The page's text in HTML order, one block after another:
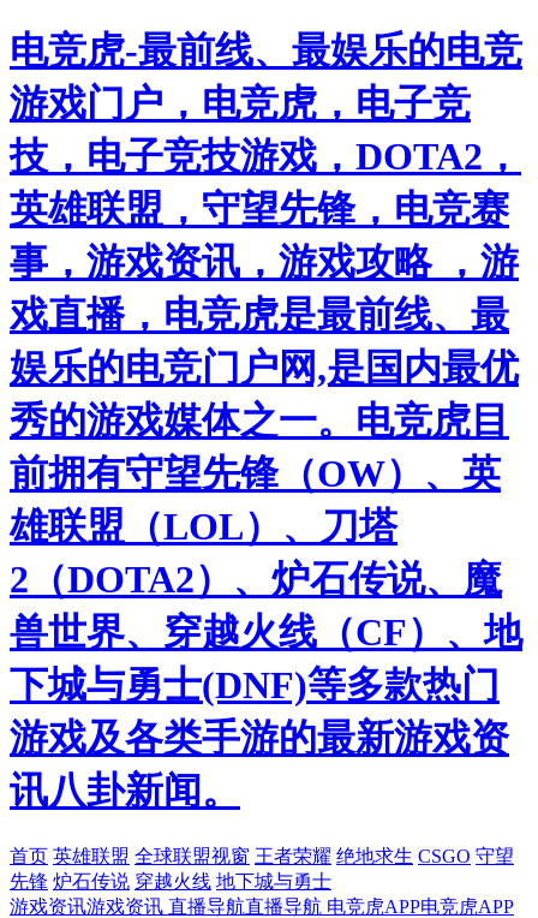
电竞虎-最前线、最娱乐的电竞
游戏门户，电竞虎，电子竞
技，电子竞技游戏，DOTA2，
英雄联盟，守望先锋，电竞赛
事，游戏资讯，游戏攻略 ，游
戏直播，电竞虎是最前线、最
娱乐的电竞门户网,是国内最优
秀的游戏媒体之一。电竞虎目
前拥有守望先锋（OW）、英
雄联盟（LOL）、刀塔
2（DOTA2）、炉石传说、魔
兽世界、穿越火线（CF）、地
下城与勇士(DNF)等多款热门
游戏及各类手游的最新游戏资
讯八卦新闻。
首页 英雄联盟 全球联盟视窗 王者荣耀 绝地求生 CSGO 守望
先锋 炉石传说 穿越火线 地下城与勇士
游戏资讯游戏资讯 直播导航直播导航 电竞虎APP电竞虎APP